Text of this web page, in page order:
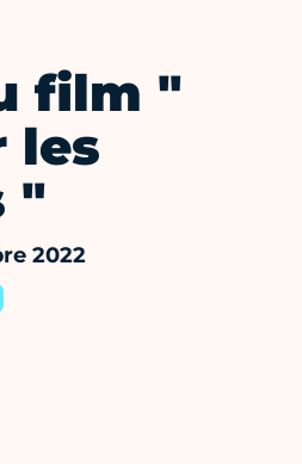
film "
les
"
2022